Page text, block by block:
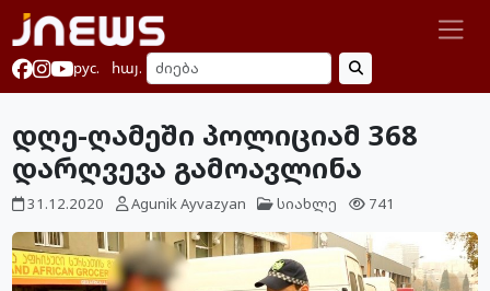
рус. հայ.
დღე-ღამეში პოლიციამ 368
დარღვევა გამოავლინა
31.12.2020 Agunik Ayvazyan სიახლე 741